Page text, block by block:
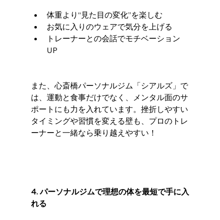
体重より“見た目の変化”を楽しむ
お気に入りのウェアで気分を上げる
トレーナーとの会話でモチベーション
UP
また、心斎橋パーソナルジム「シアルズ」で
は、運動と食事だけでなく、メンタル面のサ
ポートにも力を入れています。挫折しやすい
タイミングや習慣を変える壁も、プロのトレ
ーナーと一緒なら乗り越えやすい！
4. パーソナルジムで理想の体を最短で手に入
れる